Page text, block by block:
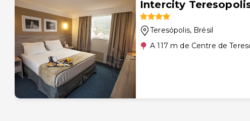
Intercity
Teresópolis, Brésil
A 117 m de Centre de